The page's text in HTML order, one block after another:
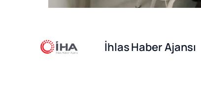
İhlas Haber Ajansı